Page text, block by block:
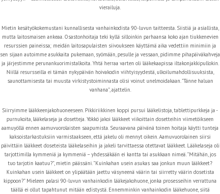
vierailuja.
Mietin kesätyökokemustani kunnallisesta vanhainkodista 90-luvun taitteesta. Siistiä ja asiallista,
mutta laitosmaisen ankeaa. Osastonhoitaja teki kyllä silloinkin parhaansa koko ajan tiukkenevien
resurssien paineissa; meidän laitosapulaisten siivoukseen käyttämä aika vedettiin minimiin ja
sen sijaan autoimme asukkaita pukemaan, syömään, pesulle ja vessaan, pidimme pihapäiväkahveja
ja järjestimme perunankuorimistalkoita. Yhtä herraa varten oli lääkekaapissa iltakonjakkipullokin.
Niillä resursseilla ei tämän nykypäivän hoivakodin viihtyisyydestä, ulkoilumahdollisuuksista,
saunottamisesta tai muusta virkistystoiminnasta olisi voinut unelmoidakaan. ”Tänne haluan
vanhana”, ajattelin.
Siirryimme lääkkeenjakohuoneeseen. Pikkiriikkinen koppi pursui lääkelistoja, tablettipurkkeja ja -
purnukoita, lääkelaseja ja dosetteja. Yökkö jakoi lääkkeet viikoittain dosetteihin viimetöikseen
aamuyöllä ennen aamuvuorolaisten saapumista. Seuraavana päivänä toinen hoitaja käytti tunteja
kaksoistarkastuksiin varmistaakseen, että jakelu oli mennyt oikein. Aamuvuorolainen siirsi
päivittäin lääkkeet doseteista lääkelaseihin ja jakeli tarvittaessa otettavat lääkkeet. Lääkelaseja oli
tarjottimilla kymmeniä ja kymmeniä – yhdessäkään ei kantta tai asukkaan nimeä. ”Mitähän, jos
tuo tarjotin kaatuu?”, mietin päässäni. ”Kuinkahan usein asukas saa jonkun muun lääkkeet?
Kuinkahan usein lääkkeet on ylipäätään jaettu väsyneenä väärin tai siirretty väärin dosetista
kippoon?” Mieleen palasi 90-luvun vanhainkodin lääkejakohuone, jonka prosesseihin verrattuna
täällä ei ollut tapahtunut mitään edistystä. Ennemminkin vanhainkodin lääkehuone, siitä